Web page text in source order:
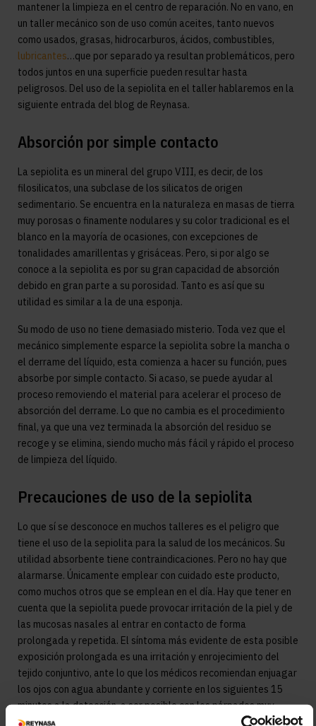
mantener la limpieza en el centro de reparación. No en vano, en
un taller mecánico son de uso común aceites, tanto nuevos
como usados, grasas, hidrocarburos, ácidos, combustibles,
lubricantes…que por separado ya resultan problemáticos, pero
todos juntos en una superficie pueden resultar hasta
peligrosos. Del uso de la sepiolita en el taller hablaremos en la
siguiente entrada del blog de Reynasa.
Absorción por simple contacto
La sepiolita es un mineral del grupo VIII, es decir, de los
filosilicatos, una subclase de los silicatos de origen
sedimentario. Se encuentra en la naturaleza en masas de tierra
muy porosas o finamente nodulares y su color tradicional es el
blanco en la mayoría de ocasiones, con excepciones de
tonalidades amarillentas y grisáceas. Pero, si por algo se
conoce a la sepiolita es por su gran capacidad de absorción
debido en gran parte a su porosidad. Tanto es así que su
utilidad es similar a la de una esponja.
Su modo de uso no tiene demasiado misterio. Toda vez que el
mecánico simplemente esparce la sepiolita sobre la mancha o
el derrame del líquido, esta comienza a hacer su función, pues
absorbe por simple contacto. Si acaso, se puede ayudar al
proceso removiendo el material para acelerar el proceso de
absorción del derrame. Lo que no cambia es el procedimiento
final, ya que una vez terminada la absorción del residuo se
recoge y se elimina, siendo mucho más fácil y rápido el proceso
de limpieza del líquido.
Precauciones de uso de la sepiolita
Lo que sí se desconoce en muchos talleres es el peligro que
tiene el uso de la sepiolita para la salud de los mecánicos. Su
utilidad absorbente tiene contraindicaciones. Pero no hay que
alarmarse. Únicamente emplear con cuidado este producto,
como muchos otros que se emplean en el día. Hay que tener en
cuenta que la sepiolita puede provocar irritación de la piel y de
las mucosas nasales al entrar en contacto de forma
prolongada y repetida. El síntoma más evidente de esta posible
exposición prolongada es una irritación y enrojecimiento del
tejido conjuntivo, ante lo que los médicos recomiendan enjuagar
los ojos con agua abundante y corriente en los siguientes 15
minutos a la detección, a ser posible con los párpados muy
abiertos. Y no hay que perder de vista que incluso en